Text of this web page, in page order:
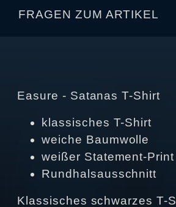
FRAGEN ZUM ARTIKEL
Easure - Satanas T-Shirt
klassisches T-Shirt
weiche Baumwolle
weißer Statement-Print
Rundhalsausschnitt
Klassisches schwarzes T-